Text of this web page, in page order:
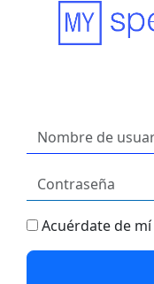
Acuérdate de mí